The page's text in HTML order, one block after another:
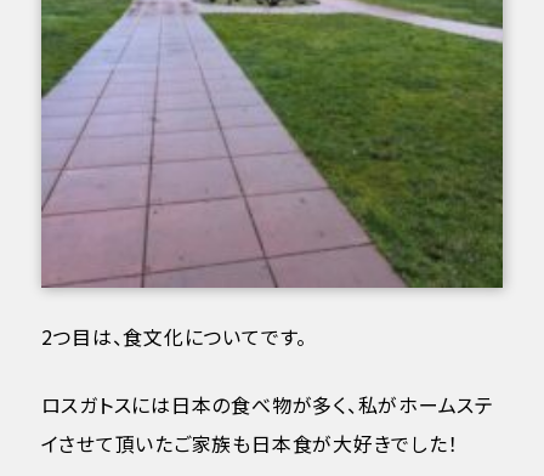
2つ目は、食文化についてです。
ロスガトスには日本の食べ物が多く、私がホームステ
イさせて頂いたご家族も日本食が大好きでした！